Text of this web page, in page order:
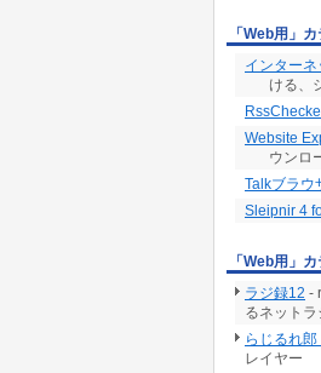
「Web用」
インター
ける、
Website
ウンロ
Talkブラウ
Sleipnir 4
「Web用」
ラジ録12 -
るネットラ
らじるれ
レイヤー